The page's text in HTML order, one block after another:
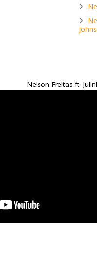
Nelson Freitas ft.